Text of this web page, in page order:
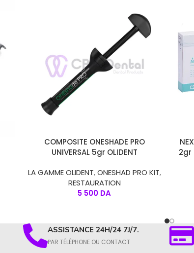
AJOUTER AU PANIER
COMPOSITE ONESHADE PRO
UNIVERSAL 5gr OLIDENT
LA GAMME OLIDENT,ONESHAD PRO KIT,
RESTAURATION
5 500 DA
2gr
ASSISTANCE 24H/24 7J/7.
PAR TÉLÉPHONE OU CONTACT​